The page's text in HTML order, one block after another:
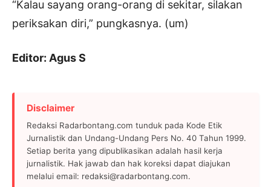
“Kalau sayang orang-orang di sekitar, silakan
periksakan diri,” pungkasnya. (um)
Editor: Agus S
Disclaimer
Redaksi Radarbontang.com tunduk pada Kode Etik
Jurnalistik dan Undang-Undang Pers No. 40 Tahun 1999.
Setiap berita yang dipublikasikan adalah hasil kerja
jurnalistik. Hak jawab dan hak koreksi dapat diajukan
melalui email: redaksi@radarbontang.com.